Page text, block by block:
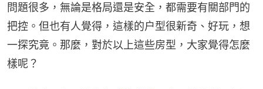
問題很多，無論是格局還是安全，都需要有關部門的
把控。但也有人覺得，這樣的户型很新奇、好玩，想
一探究竟。那麼，對於以上這些房型，大家覺得怎麼
樣呢？